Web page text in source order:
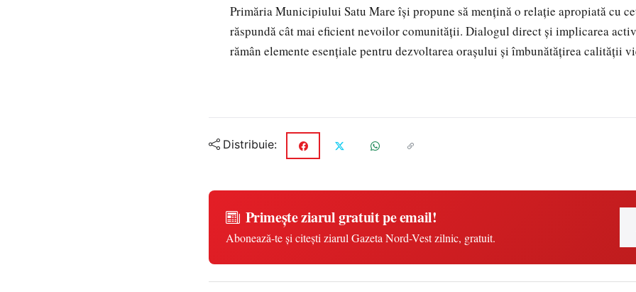
Primăria Municipiului Satu Mare își propune să mențină o relație apropiată cu
răspundă cât mai eficient nevoilor comunității. Dialogul direct și implicarea
rămân elemente esențiale pentru dezvoltarea orașului și îmbunătățirea calității
Distribuie:
Primește ziarul gratuit pe email!
Abonează-te și citești ziarul Gazeta Nord-Vest zilnic, gratuit.